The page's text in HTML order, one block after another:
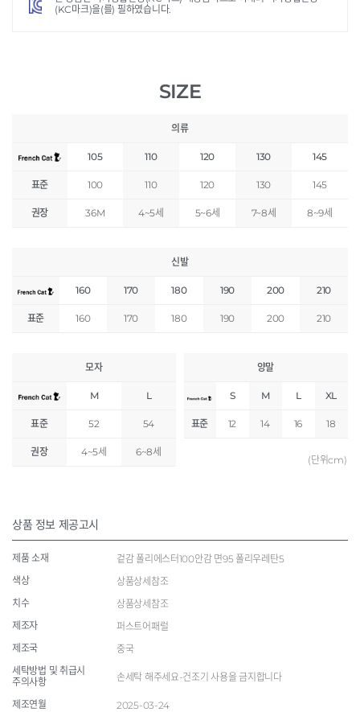
(KC마크)을(를) 필하였습니다.
SIZE
의류
105 110 120 130 145
표준 100 110 120 130 145
권장 36M 4~5세 5~6세 7~8세 8~9세
신발
160 170 180 190 200 210
표준 160 170 180 190 200 210
모자
M L
표준 52 54
권장 4~5세 6~8세
양말
S M L XL
표준 12 14 16 18
(단위cm)
상품 정보 제공고시
제품 소재
겉감 폴리에스터100안감 면95 폴리우레탄5
색상
상품상세참조
치수
상품상세참조
제조자
퍼스트어패럴
제조국
중국
세탁방법 및 취급시
주의사항
손세탁 해주세요-건조기 사용을 금지합니다
제조연월
2025-03-24